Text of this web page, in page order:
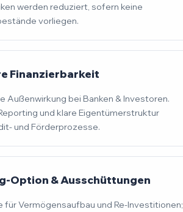
werden reduziert, sofern keine
vorliegen.
Finanzierbarkeit
Außenwirkung bei Banken & Investoren.
und klare Eigentümerstruktur
und Förderprozesse.
Option & Ausschüttungen
Vermögensaufbau und Re-Investitionen;